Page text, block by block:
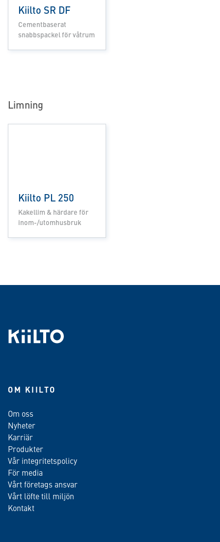
Kiilto SR DF
Cementbaserat
snabbspackel för våtrum
Limning
Kiilto PL 250
Kakellim & härdare för
inom-/utomhusbruk
OM KIILTO
Om oss
Nyheter
Karriär
Produkter
Vår integritetspolicy
För media
Vårt företags ansvar
Vårt löfte till miljön
Kontakt